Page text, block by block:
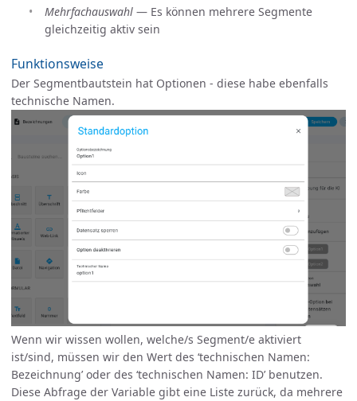
Mehrfachauswahl — Es können mehrere Segmente
gleichzeitig aktiv sein
Funktionsweise
Der Segmentbautstein hat Optionen - diese habe ebenfalls
technische Namen.
Wenn wir wissen wollen, welche/s Segment/e aktiviert
ist/sind, müssen wir den Wert des ‘technischen Namen:
Bezeichnung’ oder des ‘technischen Namen: ID’ benutzen.
Diese Abfrage der Variable gibt eine Liste zurück, da mehrere